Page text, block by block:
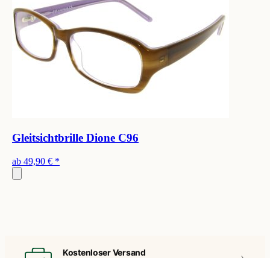
Gleitsichtbrille Dione C96
ab 49,90 € *
Kostenloser Versand